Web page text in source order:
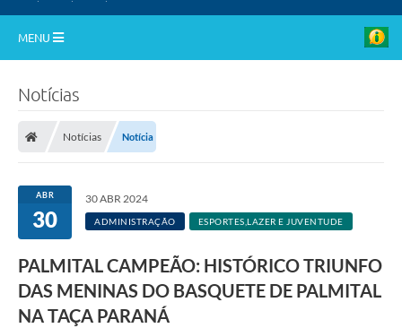
MENU
Departamentos
Câmara Municipal
Notícias
Notícias Notícia
ABR
30
30 ABR 2024
ADMINISTRAÇÃO ESPORTES,LAZER E JUVENTUDE
PALMITAL CAMPEÃO: HISTÓRICO TRIUNFO
DAS MENINAS DO BASQUETE DE PALMITAL
NA TAÇA PARANÁ